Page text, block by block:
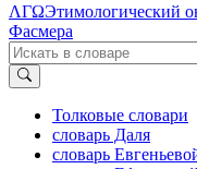
ΛΓΩЭтимологический
Фасмера
Толковые словари
словарь Даля
словарь